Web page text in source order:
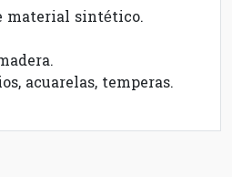
material sintético.
acuarelas, temperas.